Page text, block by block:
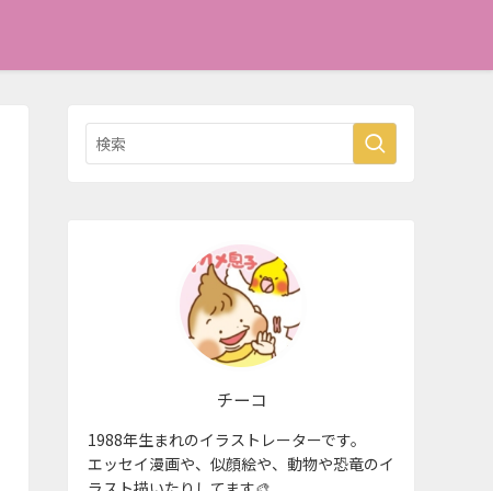
チーコ
1988年生まれのイラストレーターです。
エッセイ漫画や、似顔絵や、動物や恐竜のイ